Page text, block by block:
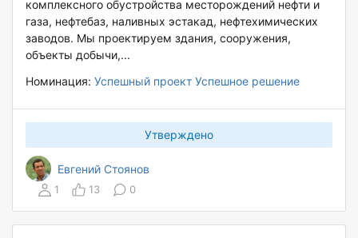
комплексного обустройства месторождений нефти и
газа, нефтебаз, наливных эстакад, нефтехимических
заводов. Мы проектируем здания, сооружения,
объекты добычи,...
Номинация: Успешный проект Успешное решение
Евгений Стоянов
Утверждено
1 13 0